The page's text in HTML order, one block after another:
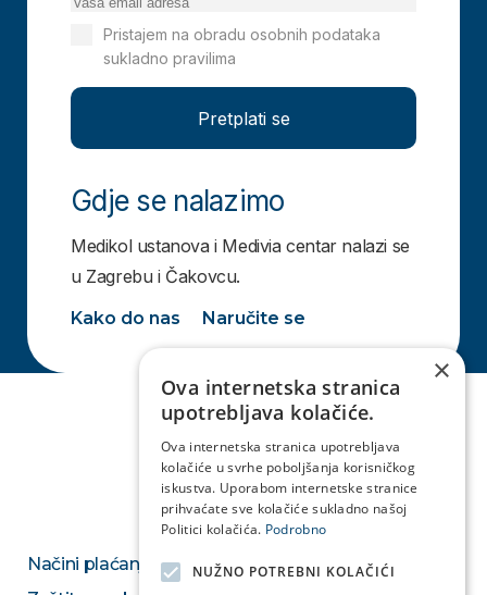
Pretplati se
Pristajem na obradu osobnih podataka
sukladno pravilima
Gdje se nalazimo
Medikol ustanova i Medivia centar nalazi se
u Zagrebu i Čakovcu.
Kako do nas Naručite se
Načini plaćanja
×
Ova internetska stranica
upotrebljava kolačiće.
Ova internetska stranica upotrebljava
kolačiće u svrhe poboljšanja korisničkog
iskustva. Uporabom internetske stranice
prihvaćate sve kolačiće sukladno našoj
Politici kolačića. Podrobno
NUŽNO POTREBNI KOLAČIĆI